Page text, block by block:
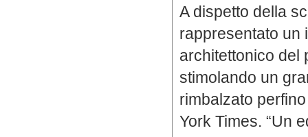
A dispetto della
rappresentato un
architettonico del
stimolando un
rimbalzato
York Times. “Un